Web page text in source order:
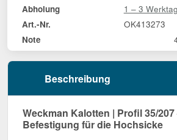
Abholung 1 – 3
Art.-Nr. OK413273
Note
Beschreibung
Weckman Kalotten | Profil 35/
Befestigung für die Hochsicke